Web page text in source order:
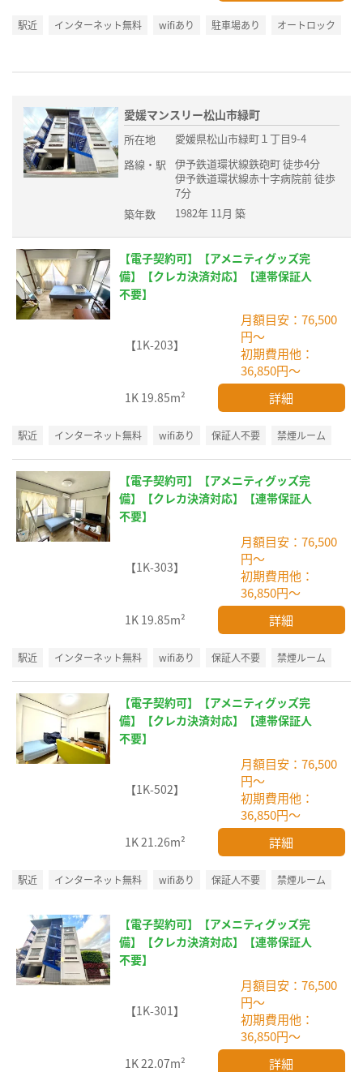
駅近 インターネット無料 wifiあり 駐車場あり オートロック
愛媛マンスリー松山市緑町
所在地
愛媛県松山市緑町１丁目9-4
路線・駅
伊予鉄道環状線鉄砲町 徒歩4分
伊予鉄道環状線赤十字病院前 徒歩
7分
築年数
1982年 11月 築
【電子契約可】【アメニティグッズ完
備】【クレカ決済対応】【連帯保証人
不要】
【1K-203】
月額目安：76,500
円～
初期費用他：
36,850円～
1K 19.85m² 詳細
駅近 インターネット無料 wifiあり 保証人不要 禁煙ルーム
【電子契約可】【アメニティグッズ完
備】【クレカ決済対応】【連帯保証人
不要】
【1K-303】
月額目安：76,500
円～
初期費用他：
36,850円～
1K 19.85m² 詳細
駅近 インターネット無料 wifiあり 保証人不要 禁煙ルーム
【電子契約可】【アメニティグッズ完
備】【クレカ決済対応】【連帯保証人
不要】
【1K-502】
月額目安：76,500
円～
初期費用他：
36,850円～
1K21.26m² 詳細
駅近 インターネット無料 wifiあり 保証人不要 禁煙ルーム
【電子契約可】【アメニティグッズ完
備】【クレカ決済対応】【連帯保証人
不要】
【1K-301】
月額目安：76,500
円～
初期費用他：
36,850円～
1K22.07m² 詳細